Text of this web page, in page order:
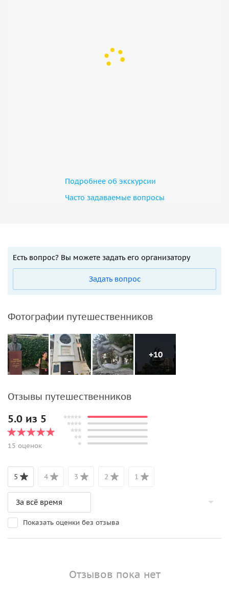
Подробнее об экскурсии
Часто задаваемые вопросы
Есть вопрос? Вы можете задать его организатору
Задать вопрос
Фотографии путешественников
+10
Отзывы путешественников
5.0 из 5
15 оценок
5 4 3 2 1
Показать оценки без отзыва
Отзывов пока нет